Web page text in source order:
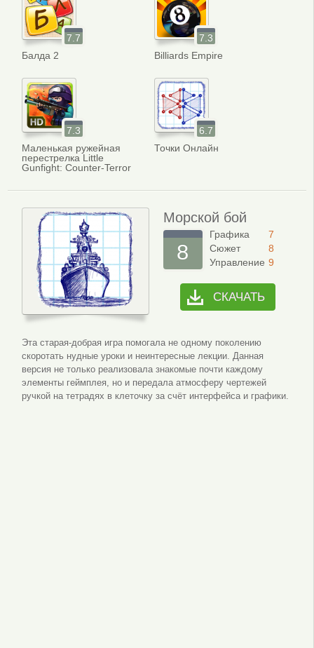
7.7
Балда 2
7.3
Billiards Empire
7.3
Маленькая ружейная
перестрелка Little
Gunfight: Counter-Terror
6.7
Точки Онлайн
Морской бой
8
Графика
Сюжет
Управление
7
8
9
СКАЧАТЬ
Эта старая-добрая игра помогала не одному поколению
скоротать нудные уроки и неинтересные лекции. Данная
версия не только реализовала знакомые почти каждому
элементы геймплея, но и передала атмосферу чертежей
ручкой на тетрадях в клеточку за счёт интерфейса и графики.